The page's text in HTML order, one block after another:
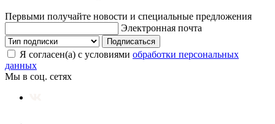
Первыми получайте новости и специальные предложения
Электронная почта
Подписаться
Я согласен(а) с условиями обработки персональных
данных
Мы в соц. сетях